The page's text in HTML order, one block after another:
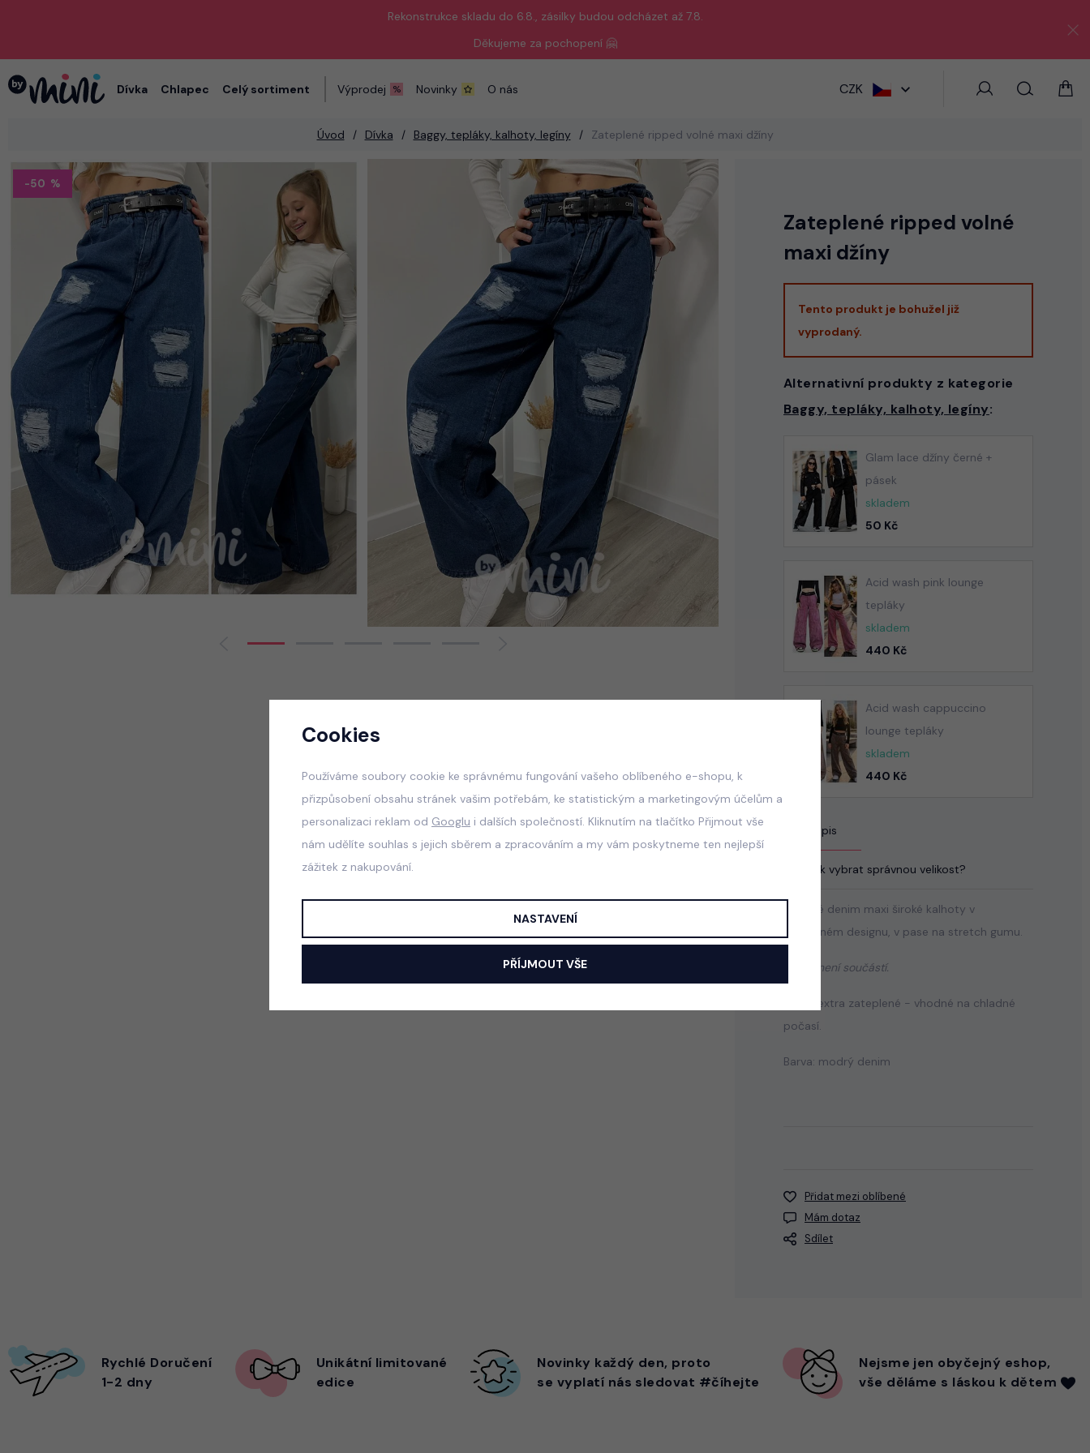
Rekonstrukce skladu do 6.8., zásilky budou odcházet až 7.8.
Děkujeme za pochopení 🤗
Dívka Chlapec Celý sortiment Výprodej Novinky O nás CZK
Úvod Dívka Baggy, tepláky, kalhoty, legíny Zateplené ripped volné maxi džíny
-50
Zateplené ripped volné
maxi džíny
Tento produkt je bohužel již
vyprodaný.
Alternativní produkty z kategorie
Baggy, tepláky, kalhoty, legíny:
Glam lace džíny černé +
pásek
skladem
50 Kč
Acid wash pink lounge
tepláky
skladem
440 Kč
Acid wash cappuccino
lounge tepláky
skladem
440 Kč
Popis
Jak vybrat správnou velikost?
Stylové denim maxi široké kalhoty v
potrhaném designu, v pase na stretch gumu.
Pásek není součástí.
Uvnitř extra zateplené - vhodné na chladné
počasí.
Barva: modrý denim
Přidat mezi oblíbené
Mám dotaz
Sdílet
Rychlé Doručení
1-2 dny
Unikátní limitované
edice
Novinky každý den, proto
se vyplatí nás sledovat #číhejte
Nejsme jen obyčejný eshop,
vše děláme s láskou k dětem
Cookies
Používáme soubory cookie ke správnému fungování vašeho oblíbeného e-shopu, k
přizpůsobení obsahu stránek vašim potřebám, ke statistickým a marketingovým účelům a
personalizaci reklam od Googlu i dalších společností. Kliknutím na tlačítko Přijmout vše
nám udělíte souhlas s jejich sběrem a zpracováním a my vám poskytneme ten nejlepší
zážitek z nakupování.
NASTAVENÍ
PŘÍJMOUT VŠE